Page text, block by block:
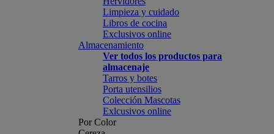
Limpieza y cuidado
Libros de cocina
Exclusivos online
Almacenamiento
Ver todos los productos para
almacenaje
Tarros y botes
Porta utensilios
Colección Mascotas
Exlcusivos online
Por Color